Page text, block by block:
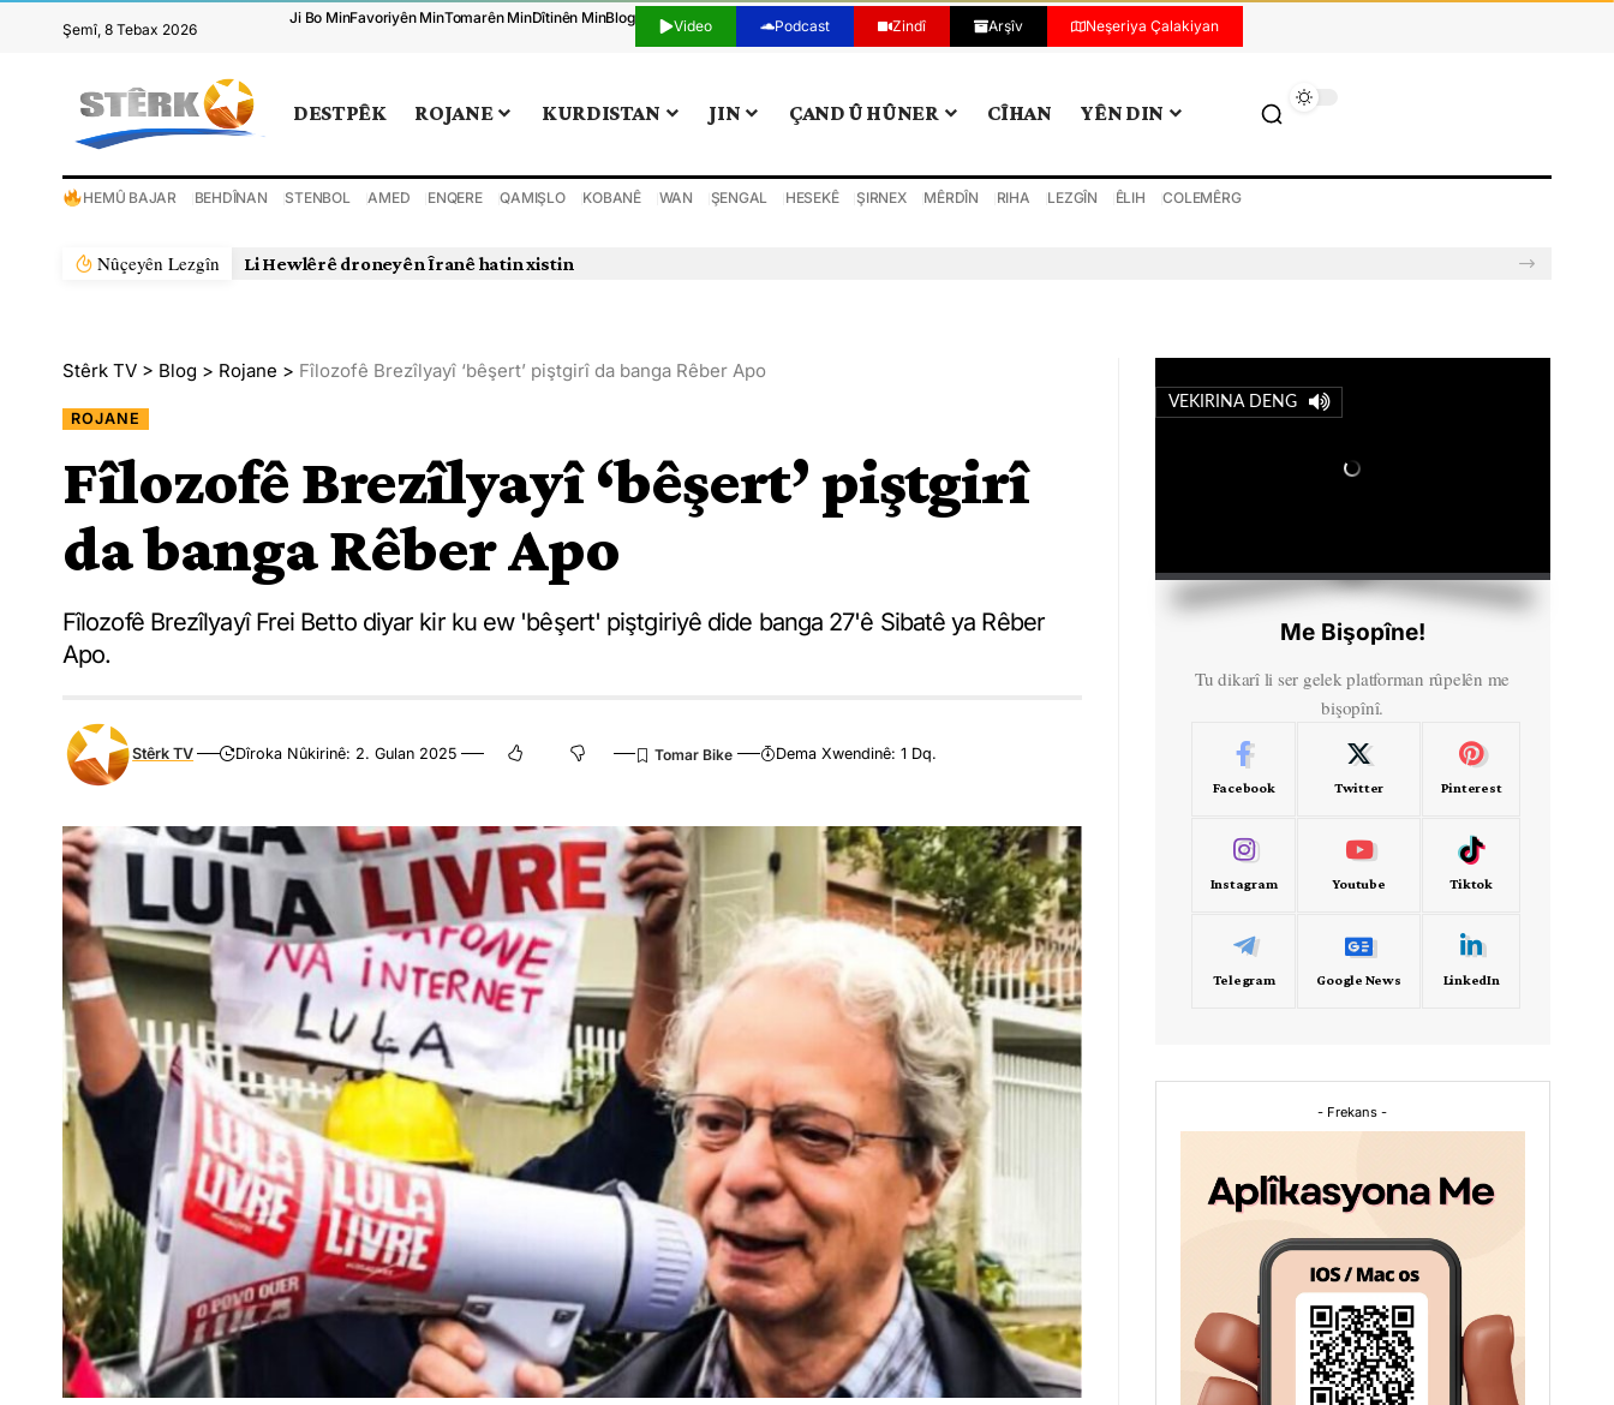
Şemî, 8 Tebax 2026
Ji Bo MinFavoriyên MinTomarên MinDîtinên MinBlog Video Podcast Zindî Arşîv Neşeriya Çalakiyan
DESTPÊK ROJANE KURDISTAN JIN ÇAND Û HÛNER CÎHAN YÊN DIN
HEMÛ BAJAR BEHDÎNAN STENBOL AMED ENQERE QAMIŞLO KOBANÊ WAN ŞENGAL HESEKÊ ŞIRNEX MÊRDÎN RIHA LEZGÎN ÊLIH COLEMÊRG
Nûçeyên Lezgîn
droneyên Îranê hatin xistin
Stêrk TV > Blog > Rojane > Fîlozofê Brezîlyayî ‘bêşert’ piştgirî da banga Rêber Apo
ROJANE
Fîlozofê Brezîlyayî ‘bêşert’ piştgirî
da banga Rêber Apo
Fîlozofê Brezîlyayî Frei Betto diyar kir ku ew 'bêşert' piştgiriyê dide banga 27'ê Sibatê ya Rêber
Apo.
Stêrk TV Dîroka Nûkirinê: 2. Gulan 2025 Dema Xwendinê: 1 Dq.
VEKIRINA DENG
Me Bişopîne!
Tu dikarî li ser gelek platforman rûpelên me
bişopînî.
Facebook Twitter Pinterest
Instagram Youtube Tiktok
Telegram Google News LinkedIn
- Frekans -